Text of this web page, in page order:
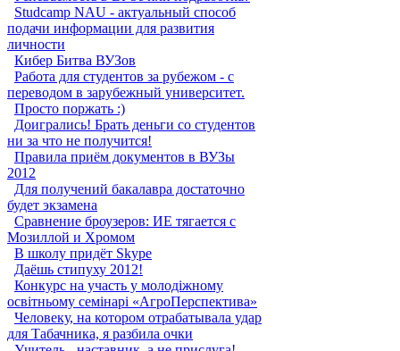
Studcamp NAU - актуальный способ
подачи информации для развития
личности
Кибер Битва ВУЗов
Работа для студентов за рубежом - с
переводом в зарубежный университет.
Просто поржать :)
Доигрались! Брать деньги со студентов
ни за что не получится!
Правила приём документов в ВУЗы
2012
Для получений бакалавра достаточно
будет экзамена
Сравнение броузеров: ИЕ тягается с
Мозиллой и Хромом
В школу придёт Skype
Даёшь стипуху 2012!
Конкурс на участь у молодіжному
освітньому семінарі «АгроПерспектива»
Человеку, на котором отрабатывала удар
для Табачника, я разбила очки